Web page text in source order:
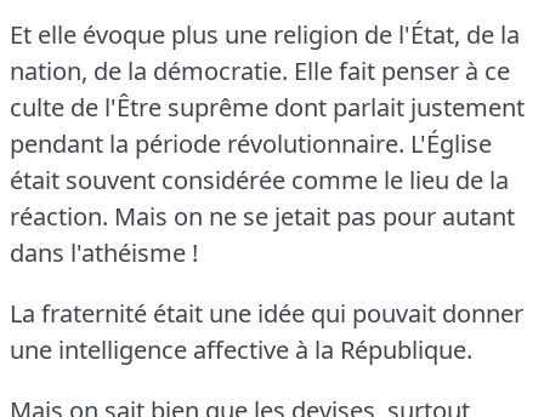
Et elle évoque plus une religion de l'État, de la
nation, de la démocratie. Elle fait penser à ce
culte de l'Être suprême dont parlait justement
pendant la période révolutionnaire. L'Église
était souvent considérée comme le lieu de la
réaction. Mais on ne se jetait pas pour autant
dans l'athéisme !
La fraternité était une idée qui pouvait donner
une intelligence affective à la République.